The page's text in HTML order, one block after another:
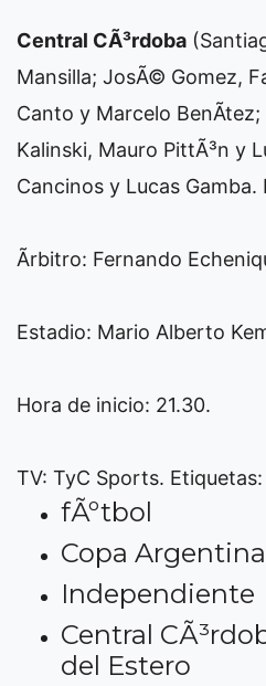
Central CÃ³rdoba
Mansilla; JosÃ© Gomez,
Canto y Marcelo BenÃ­tez;
Kalinski, Mauro PittÃ³n y
Cancinos y Lucas Gamba.
Ãrbitro: Fernando
Estadio: Mario Alberto
Hora de inicio: 21.30.
TV: TyC Sports. Etiquetas:
fÃºtbol
Copa Argentina
Independiente
Central
del Estero